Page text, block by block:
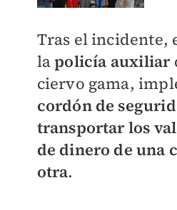
Tras el incidente,
lapolicía auxiliar
ciervo gama,
cordón de
transportar los
de dinero de una
otra.